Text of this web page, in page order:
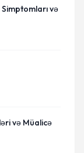
və
və Müalicə